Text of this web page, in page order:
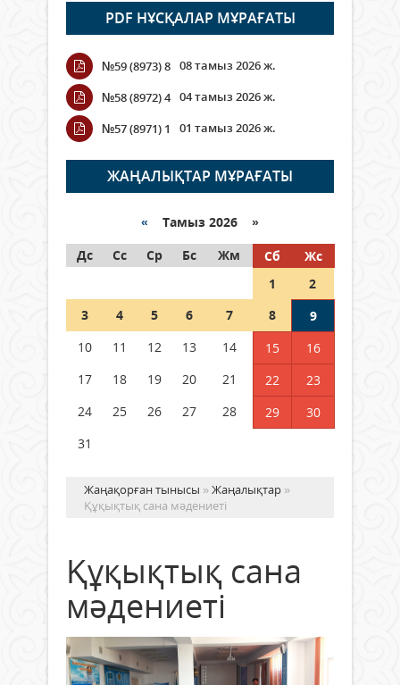
полиция департаменті 20
мыңнан астам көрерменнің
қауіпсіздігін қамтамасыз етті
06 тамыз 2026 ж.
Wi-Fi ҚАБЫРҒА АРҚЫЛЫ ҚАЛАЙ
ӨТЕДІ?
06 тамыз 2026 ж. 276
граждане Казахстана,
05 тамыз 2026 ж. 158
Шетелде жүрген Қазақстан
азаматтары қалай дауыс бере
PDF НҰСҚАЛАР МҰРАҒАТЫ
№59 (8973) 8 08 тамыз 2026 ж.
№58 (8972) 4 04 тамыз 2026 ж.
№57 (8971) 1
01 тамыз 2026 ж.
ЖАҢАЛЫҚТАР МҰРАҒАТЫ
« Тамыз 2026 »
Дс
Сс Ср Бс Жм Сб
Жс
1
2
3
4 5 6 7 8
9
10
11 12 13 14 15
16
17
18 19 20 21 22
23
24
25 26 27 28 29
30
31
Жаңақорған тынысы »Жаңалықтар »
Құқықтық сана мәдениеті
Құқықтық сана
мәдениеті